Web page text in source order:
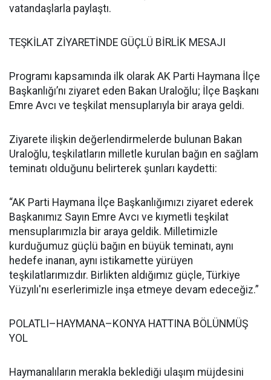
vatandaşlarla paylaştı.
TEŞKİLAT ZİYARETİNDE GÜÇLÜ BİRLİK MESAJI
Programı kapsamında ilk olarak AK Parti Haymana İlçe
Başkanlığı’nı ziyaret eden Bakan Uraloğlu; İlçe Başkanı
Emre Avcı ve teşkilat mensuplarıyla bir araya geldi.
Ziyarete ilişkin değerlendirmelerde bulunan Bakan
Uraloğlu, teşkilatların milletle kurulan bağın en sağlam
teminatı olduğunu belirterek şunları kaydetti:
“AK Parti Haymana İlçe Başkanlığımızı ziyaret ederek
Başkanımız Sayın Emre Avcı ve kıymetli teşkilat
mensuplarımızla bir araya geldik. Milletimizle
kurduğumuz güçlü bağın en büyük teminatı, aynı
hedefe inanan, aynı istikamette yürüyen
teşkilatlarımızdır. Birlikten aldığımız güçle, Türkiye
Yüzyılı'nı eserlerimizle inşa etmeye devam edeceğiz.”
POLATLI–HAYMANA–KONYA HATTINA BÖLÜNMÜŞ
YOL
Haymanalıların merakla beklediği ulaşım müjdesini